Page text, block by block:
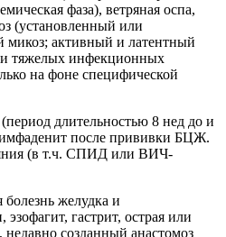
фаза), ветряная оспа,
(установленный или
микоз; активный и латентный
тяжелых инфекционных
на фоне специфической
длительностью 8 нед до и
после прививки БЦЖ.
(в т.ч. СПИД или ВИЧ-
желудка и
гастрит, острая или
недавно созданный анастомоз